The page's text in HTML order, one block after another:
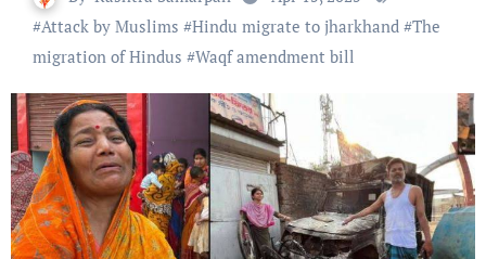
#Attack by Muslims #Hindu migrate to jharkhand#The
migration of Hindus #Waqf amendment bill